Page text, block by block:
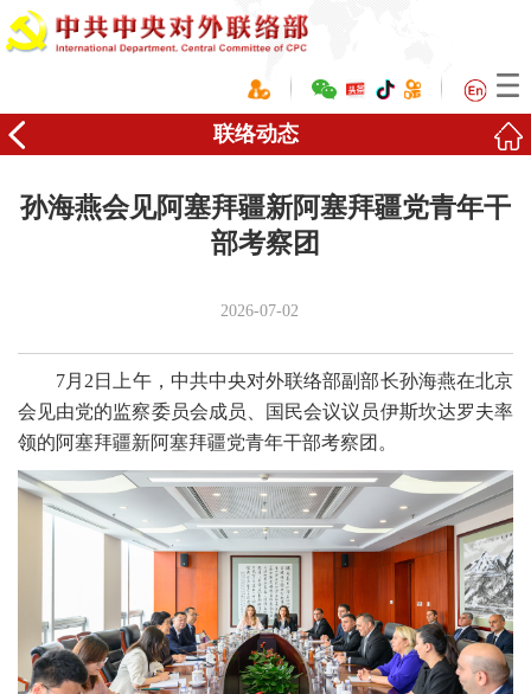
联络动态
孙海燕会见阿塞拜疆新阿塞拜疆党青年干
部考察团
2026-07-02
7月2日上午，中共中央对外联络部副部长孙海燕在北京
会见由党的监察委员会成员、国民会议议员伊斯坎达罗夫率
领的阿塞拜疆新阿塞拜疆党青年干部考察团。